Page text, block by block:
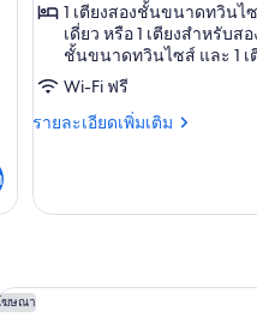
1 เตียงสองชั้นขนาดทวินไซ
เดี่ยว หรือ 1 เตียงสำหรับส
ชั้นขนาดทวินไซส์ และ 1 เ
Wi-Fi ฟรี
รายละเอียดเพิ่มเติม
ราย
เกี่ยว
Level
Cabin
ฆษณา
รสซิเดนซ์อินน์ บายแมริออท แพ